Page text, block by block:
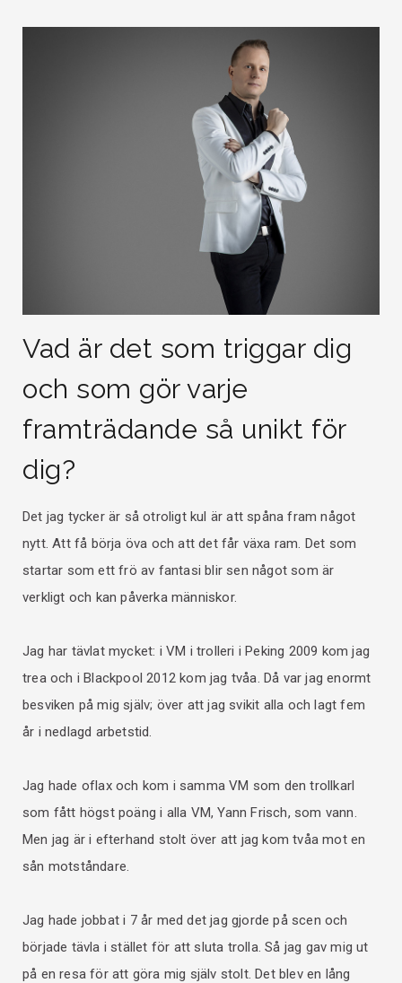
Vad är det som triggar dig
och som gör varje
framträdande så unikt för
dig?
Det jag tycker är så otroligt kul är att spåna fram något
nytt. Att få börja öva och att det får växa ram. Det som
startar som ett frö av fantasi blir sen något som är
verkligt och kan påverka människor.
Jag har tävlat mycket: i VM i trolleri i Peking 2009 kom jag
trea och i Blackpool 2012 kom jag tvåa. Då var jag enormt
besviken på mig själv; över att jag svikit alla och lagt fem
år i nedlagd arbetstid.
Jag hade oflax och kom i samma VM som den trollkarl
som fått högst poäng i alla VM, Yann Frisch, som vann.
Men jag är i efterhand stolt över att jag kom tvåa mot en
sån motståndare.
Jag hade jobbat i 7 år med det jag gjorde på scen och
började tävla i stället för att sluta trolla. Så jag gav mig ut
på en resa för att göra mig själv stolt. Det blev en lång